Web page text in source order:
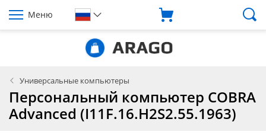
Меню
Универсальные компьютеры
Персональный компьютер COBRA
Advanced (I11F.16.H2S2.55.1963)